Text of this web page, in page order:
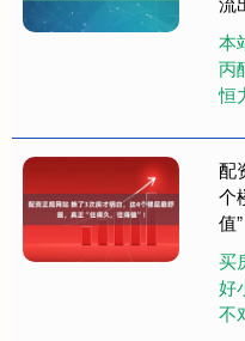
本
丙
恒
于
配
个
值”
买
好
不